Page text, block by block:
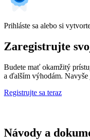
Prihláste sa alebo si
Zaregistrujte
Budete mať okamžitý
a ďalším výhodám.
Registrujte sa teraz
Návody a